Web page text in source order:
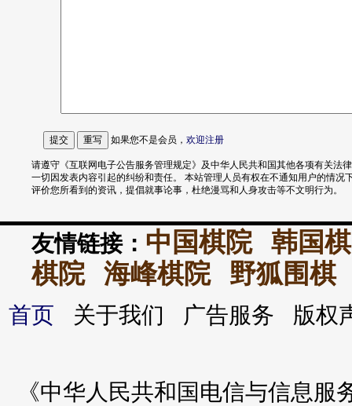
如果您不是会员， 欢迎注册
请遵守《互联网电子公告服务管理规定》及中华人民共和国其他各项有关法
一切因发表内容引起的纠纷和责任。 本站管理人员有权在不通知用户的情况
评价您所看到的资讯，提倡就事论事，杜绝漫骂和人身攻击等不文明行为。
友情链接： 中国棋院
韩国
棋院
海峰棋院 野狐围棋
首页 关于我们 广告服务 版
《中华人民共和国电信与信息